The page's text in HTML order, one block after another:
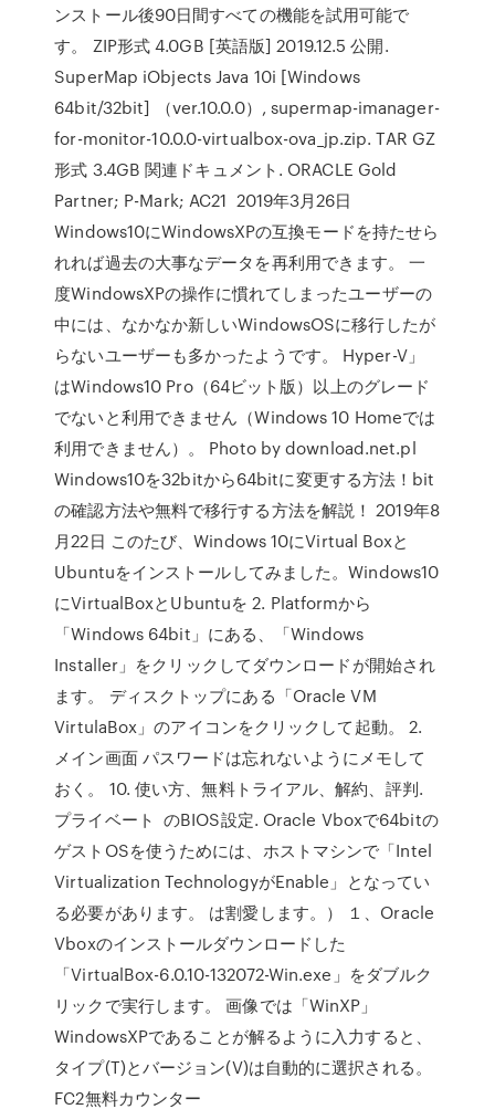
ンストール後90日間すべての機能を試用可能で
す。 ZIP形式 4.0GB [英語版] 2019.12.5 公開.
SuperMap iObjects Java 10i [Windows
64bit/32bit] （ver.10.0.0）, supermap-imanager-
for-monitor-10.0.0-virtualbox-ova_jp.zip. TAR GZ
形式 3.4GB 関連ドキュメント. ORACLE Gold
Partner; P-Mark; AC21 2019年3月26日
Windows10にWindowsXPの互換モードを持たせら
れれば過去の大事なデータを再利用できます。 一
度WindowsXPの操作に慣れてしまったユーザーの
中には、なかなか新しいWindowsOSに移行したが
らないユーザーも多かったようです。 Hyper-V」
はWindows10 Pro（64ビット版）以上のグレード
でないと利用できません（Windows 10 Homeでは
利用できません）。 Photo by download.net.pl
Windows10を32bitから64bitに変更する方法！bit
の確認方法や無料で移行する方法を解説！ 2019年8
月22日 このたび、Windows 10にVirtual Boxと
Ubuntuをインストールしてみました。Windows10
にVirtualBoxとUbuntuを 2. Platformから
「Windows 64bit」にある、「Windows
Installer」をクリックしてダウンロードが開始され
ます。 ディスクトップにある「Oracle VM
VirtulaBox」のアイコンをクリックして起動。 2.
メイン画面 パスワードは忘れないようにメモして
おく。 10. 使い方、無料トライアル、解約、評判.
プライベート のBIOS設定. Oracle Vboxで64bitの
ゲストOSを使うためには、ホストマシンで「Intel
Virtualization TechnologyがEnable」となってい
る必要があります。 は割愛します。） １、Oracle
Vboxのインストールダウンロードした
「VirtualBox-6.0.10-132072-Win.exe」をダブルク
リックで実行します。 画像では「WinXP」
WindowsXPであることが解るように入力すると、
タイプ(T)とバージョン(V)は自動的に選択される。
FC2無料カウンター